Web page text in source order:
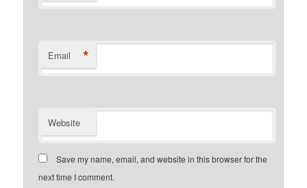
Email *
Website
Save my name, email, and website in this browser for the
next time I comment.